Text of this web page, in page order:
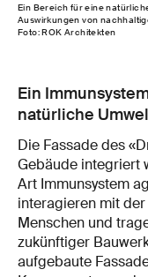
Ein Bereich für eine
Auswirkungen von
Foto: ROK Architekten
Ein
natürliche
Die Fassade des
Gebäude integriert
Art Immunsystem
interagieren mit
Menschen und
zukünftiger
aufgebaute